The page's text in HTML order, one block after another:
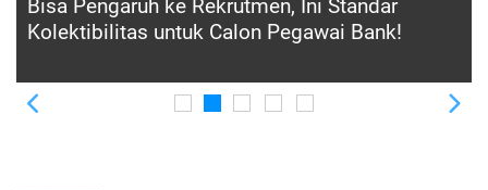
Jadi Sinyal Bahaya, Ini Pengertian Kol 3 dan
Dampaknya bagi Debitur